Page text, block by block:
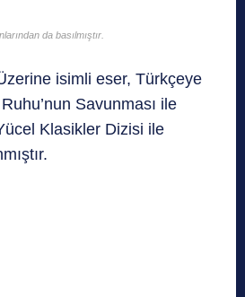
da basılmıştır.
isimli eser, Türkçeye
Savunması ile
Klasikler Dizisi ile